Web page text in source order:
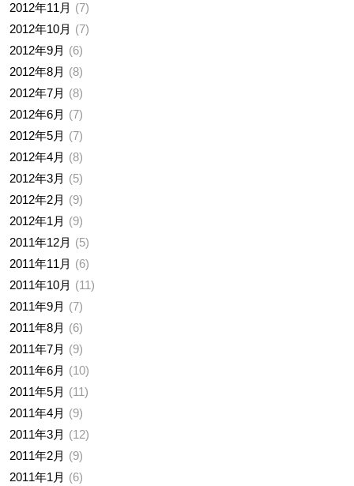
2012年11月
7
2012年10月
7
2012年9月
6
2012年8月
8
2012年7月
8
2012年6月
7
2012年5月
7
2012年4月
8
2012年3月
5
2012年2月
9
2012年1月
9
2011年12月
5
2011年11月
6
2011年10月
11
2011年9月
7
2011年8月
6
2011年7月
9
2011年6月
10
2011年5月
11
2011年4月
9
2011年3月
12
2011年2月
9
2011年1月
6